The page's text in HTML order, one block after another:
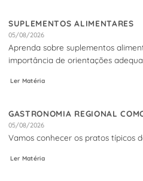
SUPLEMENTOS ALIMENTARES
05/08/2026
Aprenda sobre suplementos
importância de orientações
Ler Matéria
GASTRONOMIA REGIONAL
05/08/2026
Vamos conhecer os pratos típicos
Ler Matéria